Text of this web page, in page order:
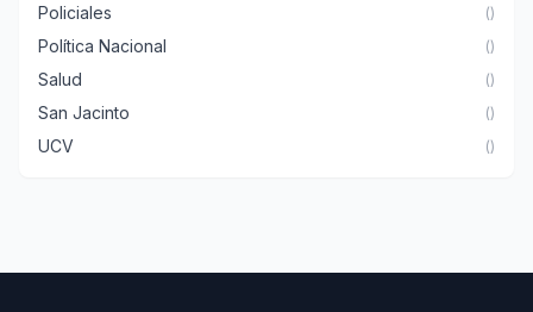
Policiales ()
Política Nacional ()
Salud ()
San Jacinto ()
UCV ()